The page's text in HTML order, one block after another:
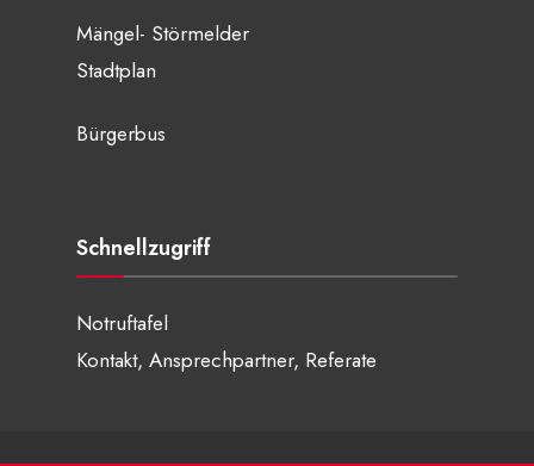
Mängel- Störmelder
Stadtplan
Bürgerbus
Schnellzugriff
Notruftafel
Kontakt, Ansprechpartner, Referate